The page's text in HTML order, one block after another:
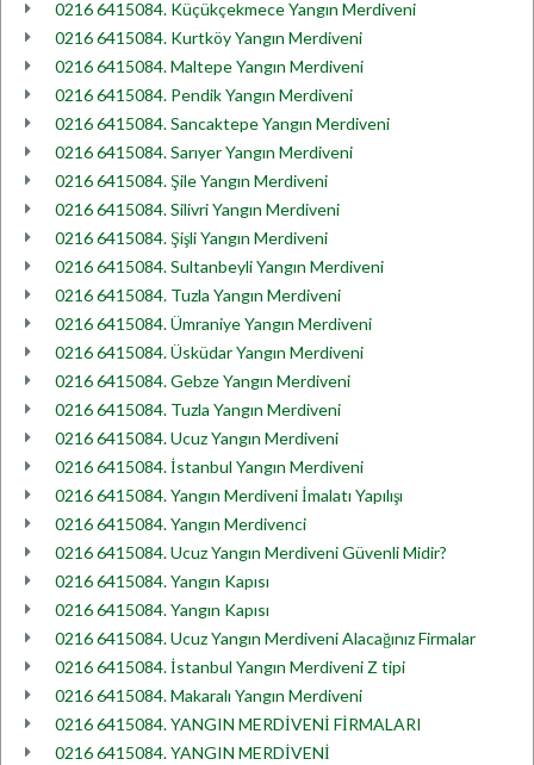
0216 6415084. Küçükçekmece Yangın Merdiveni
0216 6415084. Kurtköy Yangın Merdiveni
0216 6415084. Maltepe Yangın Merdiveni
0216 6415084. Pendik Yangın Merdiveni
0216 6415084. Sancaktepe Yangın Merdiveni
0216 6415084. Sarıyer Yangın Merdiveni
0216 6415084. Şile Yangın Merdiveni
0216 6415084. Silivri Yangın Merdiveni
0216 6415084. Şişli Yangın Merdiveni
0216 6415084. Sultanbeyli Yangın Merdiveni
0216 6415084. Tuzla Yangın Merdiveni
0216 6415084. Ümraniye Yangın Merdiveni
0216 6415084. Üsküdar Yangın Merdiveni
0216 6415084. Gebze Yangın Merdiveni
0216 6415084. Tuzla Yangın Merdiveni
0216 6415084. Ucuz Yangın Merdiveni
0216 6415084. İstanbul Yangın Merdiveni
0216 6415084. Yangın Merdiveni İmalatı Yapılışı
0216 6415084. Yangın Merdivenci
0216 6415084. Ucuz Yangın Merdiveni Güvenli Midir?
0216 6415084. Yangın Kapısı
0216 6415084. Yangın Kapısı
0216 6415084. Ucuz Yangın Merdiveni Alacağınız Firmalar
0216 6415084. İstanbul Yangın Merdiveni Z tipi
0216 6415084. Makaralı Yangın Merdiveni
0216 6415084. YANGIN MERDİVENİ FİRMALARI
0216 6415084. YANGIN MERDİVENİ